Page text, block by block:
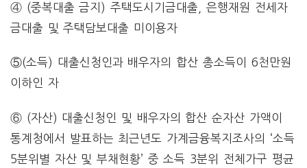
④ (중복대출 금지) 주택도시기금대출, 은행재원 전세자
금대출 및 주택담보대출 미이용자
⑤(소득) 대출신청인과 배우자의 합산 총소득이 6천만원
이하인 자
⑥ (자산) 대출신청인 및 배우자의 합산 순자산 가액이
통계청에서 발표하는 최근년도 가계금융복지조사의 ‘소득
5분위별 자산 및 부채현황’ 중 소득 3분위 전체가구 평균